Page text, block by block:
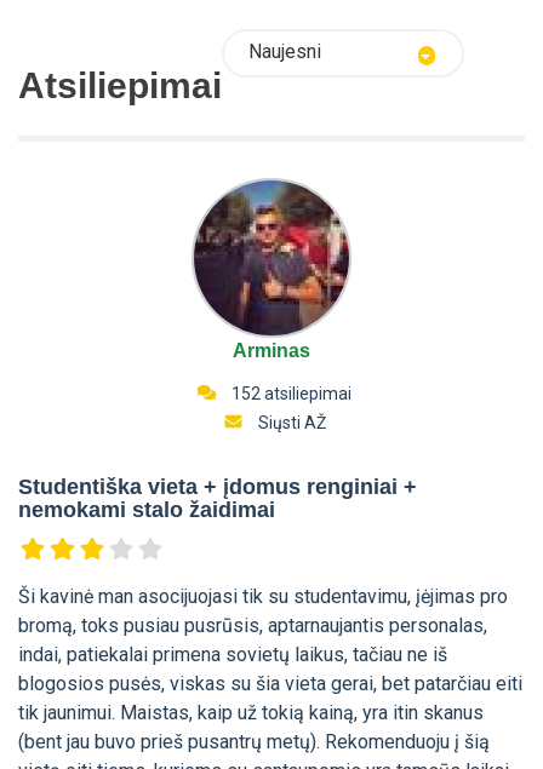
Atsiliepimai
Naujesni
Arminas
152 atsiliepimai
Siųsti AŽ
Studentiška vieta + įdomus renginiai +
nemokami stalo žaidimai
Ši kavinė man asocijuojasi tik su studentavimu, įėjimas pro
bromą, toks pusiau pusrūsis, aptarnaujantis personalas,
indai, patiekalai primena sovietų laikus, tačiau ne iš
blogosios pusės, viskas su šia vieta gerai, bet patarčiau eiti
tik jaunimui. Maistas, kaip už tokią kainą, yra itin skanus
(bent jau buvo prieš pusantrų metų). Rekomenduoju į šią